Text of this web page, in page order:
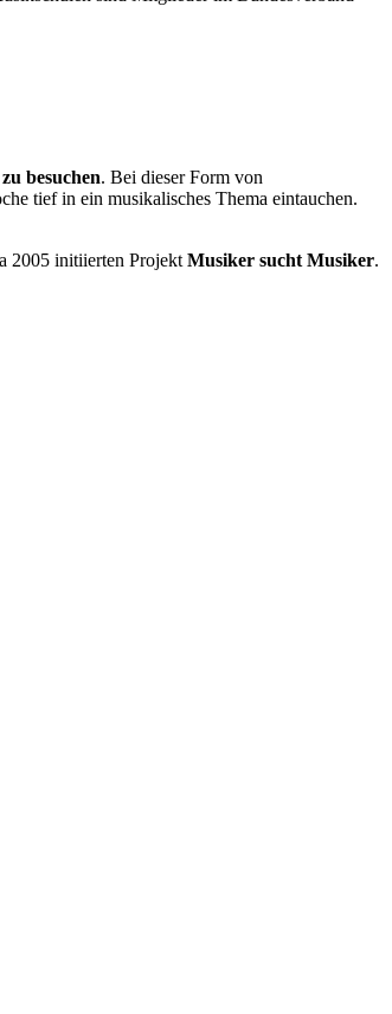
besuchen. Bei dieser Form von
tief in ein musikalisches Thema eintauchen.
2005 initiierten Projekt Musiker sucht Musiker.